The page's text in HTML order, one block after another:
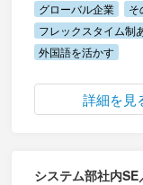
グローバル企業
そ
フレックスタイム制
外国語を活かす
詳細を見
システム部社内